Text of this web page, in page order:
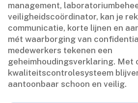
management,
veiligheidscoördinator, kan je
communicatie, korte lijnen en
mét waarborging van
medewerkers tekenen een
geheimhoudingsverklaring.​ Met
kwaliteitscontrolesysteem
aantoonbaar schoon en veilig.​